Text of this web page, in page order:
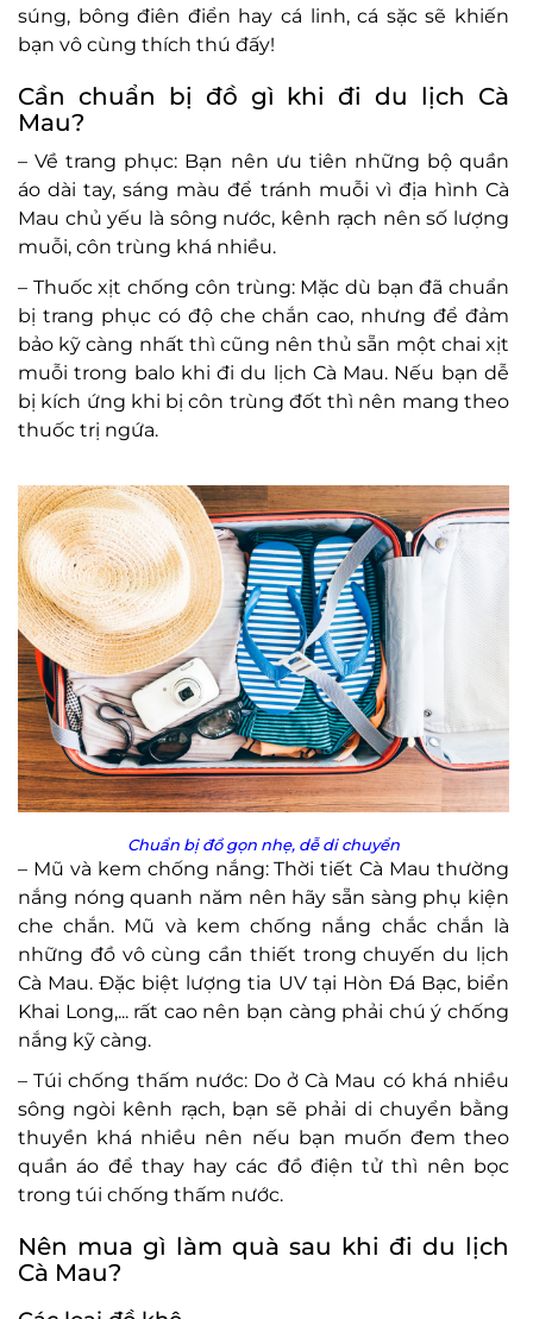
súng, bông điên điển hay cá linh, cá sặc sẽ khiến
bạn vô cùng thích thú đấy!
Cần chuẩn bị đồ gì khi đi du lịch Cà
Mau?
– Về trang phục: Bạn nên ưu tiên những bộ quần
áo dài tay, sáng màu để tránh muỗi vì địa hình Cà
Mau chủ yếu là sông nước, kênh rạch nên số lượng
muỗi, côn trùng khá nhiều.
– Thuốc xịt chống côn trùng: Mặc dù bạn đã chuẩn
bị trang phục có độ che chắn cao, nhưng để đảm
bảo kỹ càng nhất thì cũng nên thủ sẵn một chai xịt
muỗi trong balo khi đi du lịch Cà Mau. Nếu bạn dễ
bị kích ứng khi bị côn trùng đốt thì nên mang theo
thuốc trị ngứa.
Chuẩn bị đồ gọn nhẹ, dễ di chuyển
– Mũ và kem chống nắng: Thời tiết Cà Mau thường
nắng nóng quanh năm nên hãy sẵn sàng phụ kiện
che chắn. Mũ và kem chống nắng chắc chắn là
những đồ vô cùng cần thiết trong chuyến du lịch
Cà Mau. Đặc biệt lượng tia UV tại Hòn Đá Bạc, biển
Khai Long,... rất cao nên bạn càng phải chú ý chống
nắng kỹ càng.
– Túi chống thấm nước: Do ở Cà Mau có khá nhiều
sông ngòi kênh rạch, bạn sẽ phải di chuyển bằng
thuyền khá nhiều nên nếu bạn muốn đem theo
quần áo để thay hay các đồ điện tử thì nên bọc
trong túi chống thấm nước.
Nên mua gì làm quà sau khi đi du lịch
Cà Mau?